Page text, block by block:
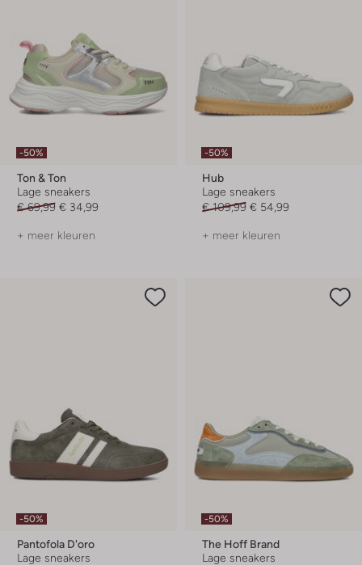
-50%
Ton & Ton
Lage sneakers
€ 69,99 € 34,99
+ meer kleuren
-50%
Hub
Lage sneakers
€ 109,99 € 54,99
+ meer kleuren
-50%
Pantofola D'oro
Lage sneakers
-50%
The Hoff Brand
Lage sneakers